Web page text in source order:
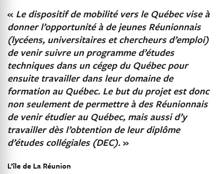
« Le dispositif de mobilité vers le Québec vise à
donner l’opportunité à de jeunes Réunionnais
(lycéens, universitaires et chercheurs d’emploi)
de venir suivre un programme d’études
techniques dans un cégep du Québec pour
ensuite travailler dans leur domaine de
formation au Québec. Le but du projet est donc
non seulement de permettre à des Réunionnais
de venir étudier au Québec, mais aussi d’y
travailler dès l’obtention de leur diplôme
d’études collégiales (DEC).»
L’île de La Réunion